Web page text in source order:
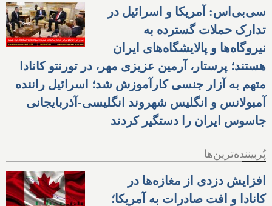
سی‌بی‌اس: آمریکا و اسرائیل در
تدارک حملات گسترده به
نیروگاه‌ها و پالایشگاه‌های ایران
هستند؛ پرستار، آرمین عزیزی مهر، در تورنتو کانادا
متهم به آزار جنسی کارآموزش شد؛ اسرائیل راننده
آمبولانس و انگلیس شهروند انگلیسی-آذربایجانی
جاسوس ایران را دستگیر کردند
پُربیننده‌ترین‌ها
افزایش دزدی از مغازه‌ها در
کانادا و افت صادرات به آمریکا؛